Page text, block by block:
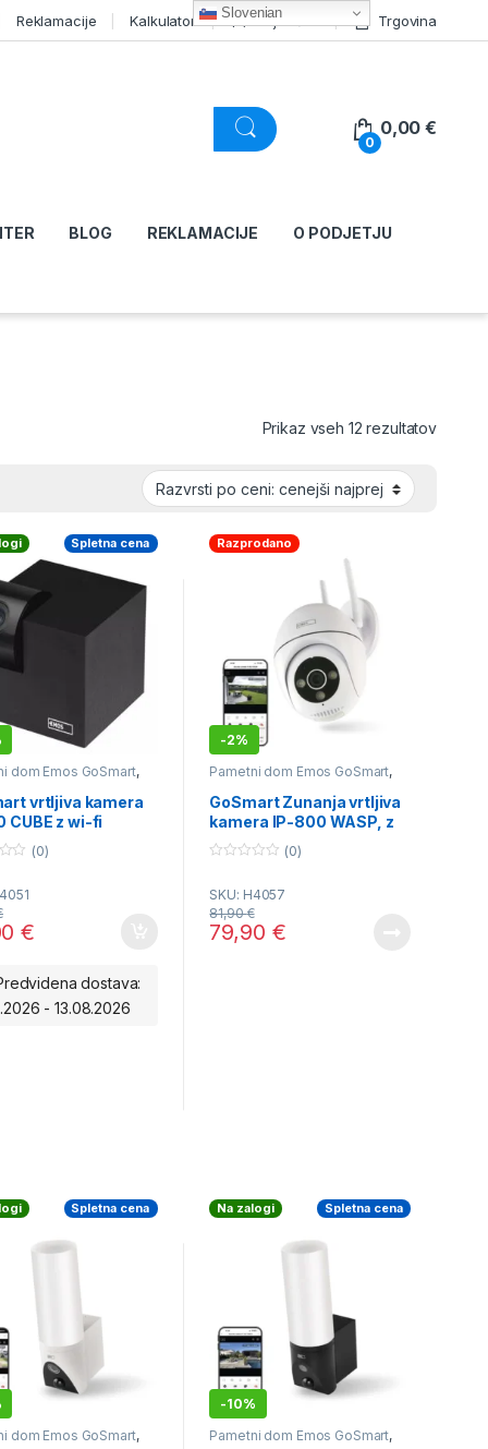
Reklamacije Kalkulator Moj račun Trgovina
0
0,00€
BLOG REKLAMACIJE O PODJETJU
Prikaz vseh 12 rezultatov
Spletna cena
dom Emos GoSmart,
vrtljiva kamera
CUBE z wi-fi
(0)
€
dostava:
- 13.08.2026
Razprodano
-2%
Pametni dom Emos GoSmart,
elektronika
GoSmart Zunanja vrtljiva
kamera IP-800 WASP, z
WiFi, bela
u
t
o
f
(0)
SKU: H4057
79,90 €
81,90€
Spletna cena
dom Emos GoSmart,
Na zalogi
-10%
Spletna cena
Pametni dom Emos GoSmart,
Slovenian